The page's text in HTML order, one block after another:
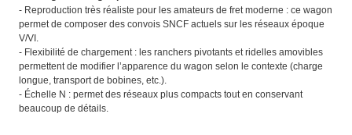
- Reproduction très réaliste pour les amateurs de fret moderne : ce wagon
permet de composer des convois SNCF actuels sur les réseaux époque
V/VI.
- Flexibilité de chargement : les ranchers pivotants et ridelles amovibles
permettent de modifier l’apparence du wagon selon le contexte (charge
longue, transport de bobines, etc.).
- Échelle N : permet des réseaux plus compacts tout en conservant
beaucoup de détails.